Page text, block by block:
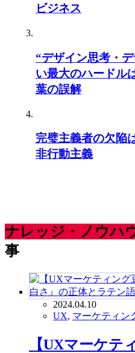
ビジネス
“デザイン思考・
い最大のハードル
葉の誤解
完璧主義者の欠陥
非行動主義
ナレッジ・ノウハ
事
2024.04.10
UX, マーケティン
【UXマーケテ